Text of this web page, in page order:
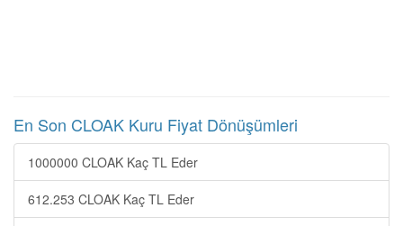
En Son CLOAK Kuru Fiyat Dönüşümleri
1000000 CLOAK Kaç TL Eder
612.253 CLOAK Kaç TL Eder